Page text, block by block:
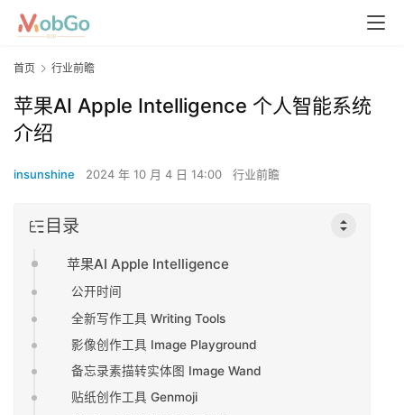
首页 行业前瞻
苹果AI Apple Intelligence 个人智能系统
介绍
insunshine 2024 年 10 月 4 日 14:00 行业前瞻
目录
苹果AI Apple Intelligence
公开时间
全新写作工具 Writing Tools
影像创作工具 Image Playground
备忘录素描转实体图 Image Wand
贴纸创作工具 Genmoji